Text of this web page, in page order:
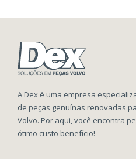
A Dex é uma empresa
de peças genuínas renovadas
Volvo. Por aqui, você encontra
ótimo custo benefício!